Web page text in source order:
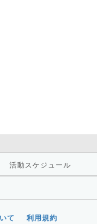
活動スケジュール
て 利用規約